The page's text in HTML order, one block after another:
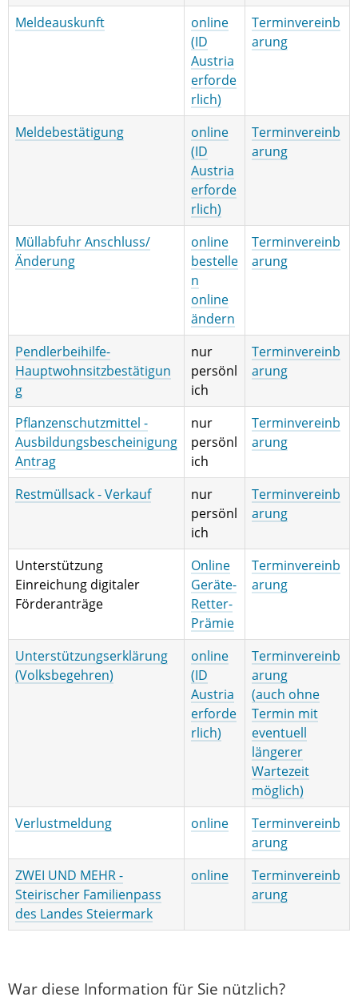
Meldeauskunft
online
(ID
Austria
erforde
rlich)
Terminvereinb
arung
Meldebestätigung
online
(ID
Austria
erforde
rlich)
Terminvereinb
arung
Müllabfuhr Anschluss/
Änderung
online
bestelle
n
online
ändern
Terminvereinb
arung
Pendlerbeihilfe-
Hauptwohnsitzbestätigun
g
nur
persönl
ich
Terminvereinb
arung
Pflanzenschutzmittel -
Ausbildungsbescheinigung
Antrag
nur
persönl
ich
Terminvereinb
arung
Restmüllsack - Verkauf
nur
persönl
ich
Terminvereinb
arung
Unterstützung
Einreichung digitaler
Förderanträge
Online
Geräte-
Retter-
Prämie
Terminvereinb
arung
Unterstützungserklärung
(Volksbegehren)
online
(ID
Austria
erforde
rlich)
Terminvereinb
arung
(auch ohne
Termin mit
eventuell
längerer
Wartezeit
möglich)
Verlustmeldung
online
Terminvereinb
arung
ZWEI UND MEHR -
Steirischer Familienpass
des Landes Steiermark
online
Terminvereinb
arung
War diese Information für Sie nützlich?